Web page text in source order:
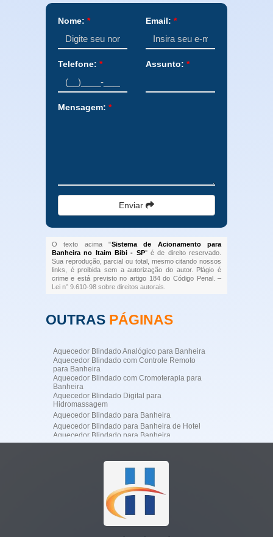
Nome: * Email: *
Telefone: * Assunto: *
Mensagem: *
Enviar
O texto acima "Sistema de Acionamento para
Banheira no Itaim Bibi - SP" é de direito reservado.
Sua reprodução, parcial ou total, mesmo citando nossos
links, é proibida sem a autorização do autor. Plágio é
crime e está previsto no artigo 184 do Código Penal. –
Lei n° 9.610-98 sobre direitos autorais
OUTRAS PÁGINAS
Aquecedor Blindado Analógico para Banheira
Aquecedor Blindado com Controle Remoto
para Banheira
Aquecedor Blindado com Cromoterapia para
Banheira
Aquecedor Blindado Digital para
Hidromassagem
Aquecedor Blindado para Banheira
Aquecedor Blindado para Banheira de Hotel
Aquecedor Blindado para Banheira
Profissional
Residencial de Luxo
Aquecedor Blindado para SPA
Aquecedor de Água para Jacuzzi
Aquecedor de Jacuzzi
Aquecedor Digital para Banheira de
Hidromassagem